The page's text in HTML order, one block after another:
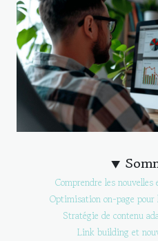
Comprendre les nouvelles
Optimisation on-page pour
Stratégie de contenu
Link building et